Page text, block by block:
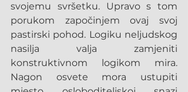
svojemu svršetku. Upravo s tom
porukom započinjem ovaj svoj
pastirski pohod. Logiku neljudskog
nasilja valja zamjeniti
konstruktivnom logikom mira.
Nagon osvete mora ustupiti